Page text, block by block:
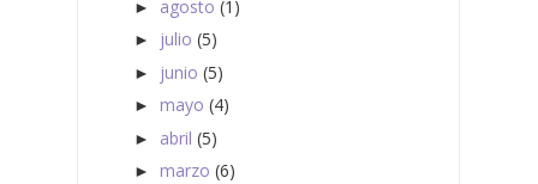
► agosto (1)
► julio (5)
► junio (5)
► mayo (4)
► abril (5)
► marzo (6)